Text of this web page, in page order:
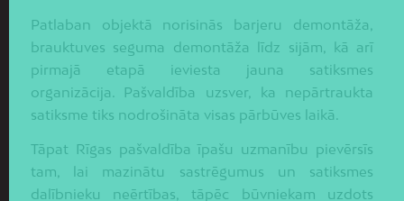
Patlaban objektā norisinās barjeru demontāža,
brauktuves seguma demontāža līdz sijām, kā arī
pirmajā etapā ieviesta jauna satiksmes
organizācija. Pašvaldība uzsver, ka nepārtraukta
satiksme tiks nodrošināta visas pārbūves laikā.
Tāpat Rīgas pašvaldība īpašu uzmanību pievērsīs
tam, lai mazinātu sastrēgumus un satiksmes
dalībnieku neērtības, tāpēc būvniekam uzdots